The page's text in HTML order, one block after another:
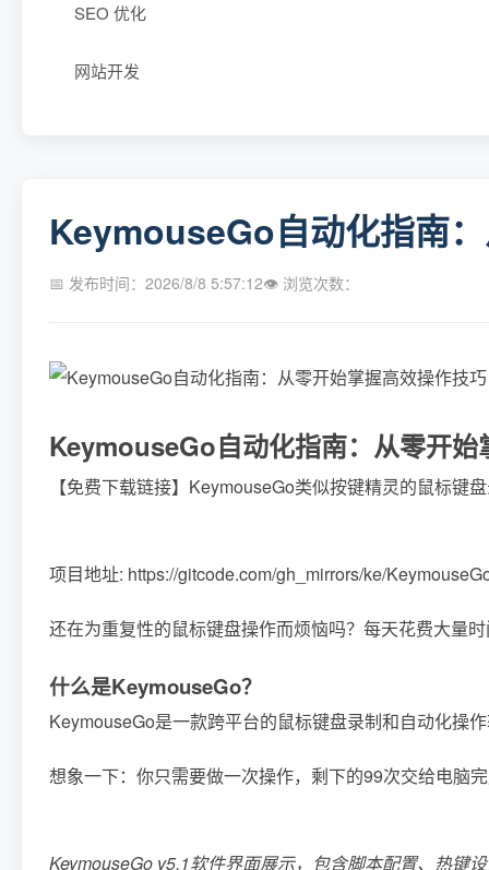
SEO 优化
网站开发
KeymouseGo自动化指南
📅 发布时间：2026/8/8 5:57:12👁 浏览次数：
KeymouseGo自动化指南：从零开始
【免费下载链接】KeymouseGo类似按键精灵的鼠标键
项目地址: https://gitcode.com/gh_mirrors/ke/
还在为重复性的鼠标键盘操作而烦恼吗？每天花费大量
什么是KeymouseGo？
KeymouseGo是一款跨平台的鼠标键盘录制和自动化操
想象一下：你只需要做一次操作，剩下的99次交给电脑
KeymouseGo v5.1软件界面展示，包含脚本配置、热键